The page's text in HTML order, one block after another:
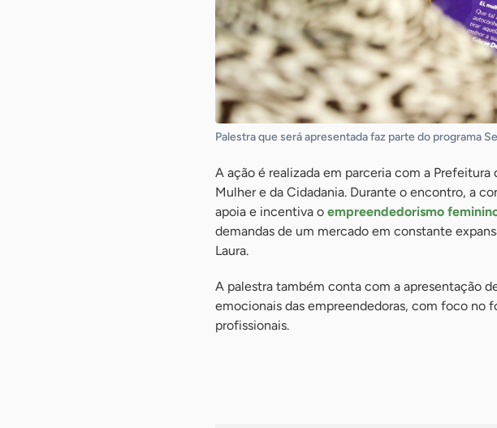
Palestra que será apresentada faz parte do programa
A ação é realizada em parceria com a
Mulher e da Cidadania. Durante o encontro, a
apoia e incentiva o empreendedorismo
demandas de um mercado em constante
Laura.
A palestra também conta com a apresentação
emocionais das empreendedoras, com foco no
profissionais.